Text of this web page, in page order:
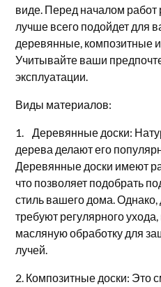
виде. Перед началом работ
лучше всего подойдет для
деревянные, композитные
Учитывайте ваши
эксплуатации.
Виды материалов:
1. Деревянные доски:
дерева делают его
Деревянные доски имеют
что позволяет подобрать
стиль вашего дома.
требуют регулярного
масляную обработку для
лучей.
2. Композитные доски: Это